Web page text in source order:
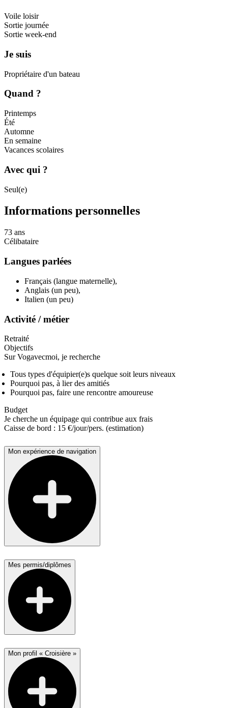
Voile loisir
Sortie journée
Sortie week-end
Je suis
Propriétaire d'un bateau
Quand ?
Printemps
Été
Automne
En semaine
Vacances scolaires
Avec qui ?
Seul(e)
Informations personnelles
73 ans
Célibataire
Langues parlées
Français (langue maternelle),
Anglais (un peu),
Italien (un peu)
Activité / métier
Retraité
Objectifs
Sur Vogavecmoi, je recherche
Tous types d'équipier(e)s quelque soit leurs niveaux
Pourquoi pas, à lier des amitiés
Pourquoi pas, faire une rencontre amoureuse
Budget
Je cherche un équipage qui contribue aux frais
Caisse de bord : 15 €/jour/pers. (estimation)
Mon expérience de navigation
Mes permis/diplômes
Mon profil « Croisière »